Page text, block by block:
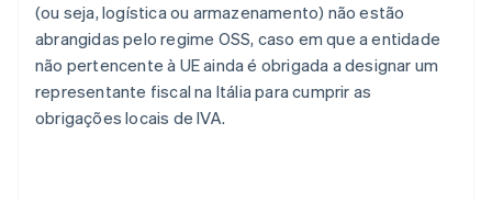
(ou seja, logística ou armazenamento) não estão
abrangidas pelo regime OSS, caso em que a entidade
não pertencente à UE ainda é obrigada a designar um
representante fiscal na Itália para cumprir as
obrigações locais de IVA.